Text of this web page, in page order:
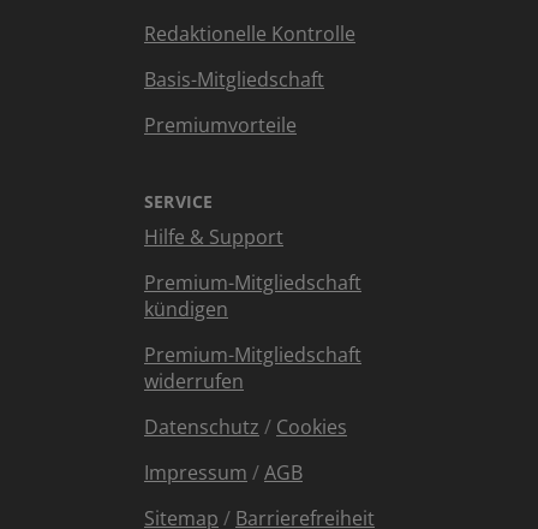
Redaktionelle Kontrolle
Basis-Mitgliedschaft
Premiumvorteile
SERVICE
Hilfe & Support
Premium-Mitgliedschaft
kündigen
Premium-Mitgliedschaft
widerrufen
Datenschutz / Cookies
Impressum /AGB
Sitemap / Barrierefreiheit